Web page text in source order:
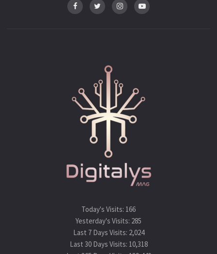
Today's Visits: 166
Yesterday's Visits: 285
Last 7 Days Visits: 2,024
Last 30 Days Visits: 10,318